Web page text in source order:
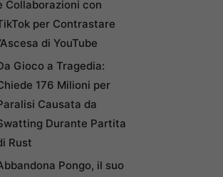
Collaborazioni con
per Contrastare
di YouTube
Gioco a Tragedia:
176 Milioni per
Causata da
Durante Partita
Rust
Pongo, il suo